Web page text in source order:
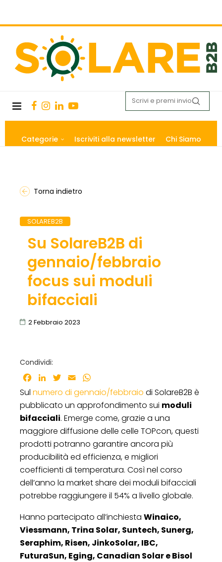
Categorie Iscriviti alla newsletter Chi Siamo
Torna indietro
SOLAREB2B
Su SolareB2B di
gennaio/febbraio
focus sui moduli
bifacciali
2 Febbraio 2023
Condividi:
Facebook
LinkedInTwitter
Email
Sul numero di gennaio/febbraio di SolareB2B è
pubblicato un approfondimento sui moduli
bifacciali. Emerge come, grazie a una
maggiore diffusione delle celle TOPcon, questi
prodotti potranno garantire ancora più
producibilità ed efficienza, e migliori
coefficienti di temperatura. Così nel corso
dell’anno la market share dei moduli bifacciali
potrebbe raggiungere il 54% a livello globale.
Hanno partecipato all’inchiesta Winaico,
Viessmann, Trina Solar, Suntech, Sunerg,
Seraphim, Risen, JinkoSolar, IBC,
FuturaSun, Eging, Canadian Solar e Bisol